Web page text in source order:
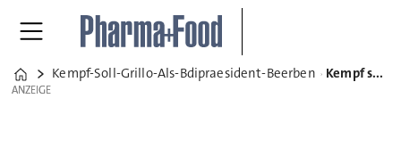
Home
Kempf-Soll-Grillo-Als-Bdipraesident-Beerben Kempf soll Grillo als BDI-Präsident beerben
ANZEIGE
ANZEIGE